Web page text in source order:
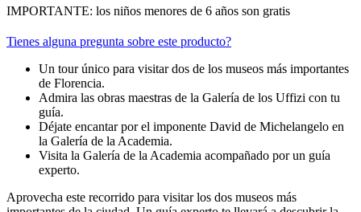
IMPORTANTE: los niños menores de 6 años son gratis
Tienes alguna pregunta sobre este producto?
Un tour único para visitar dos de los museos más importantes
de Florencia.
Admira las obras maestras de la Galería de los Uffizi con tu
guía.
Déjate encantar por el imponente David de Michelangelo en
la Galería de la Academia.
Visita la Galería de la Academia acompañado por un guía
experto.
Aprovecha este recorrido para visitar los dos museos más